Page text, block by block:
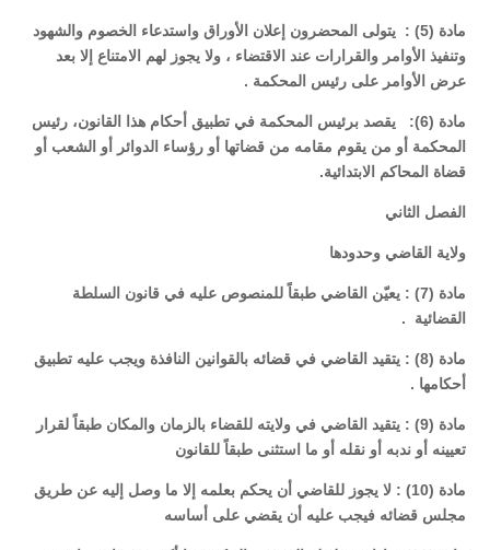
مادة (5) : يتولى المحضرون إعلان الأوراق واستدعاء الخصوم والشهود
وتنفيذ الأوامر والقرارات عند الاقتضاء ، ولا يجوز لهم الامتناع إلا بعد
عرض الأوامر على رئيس المحكمة .
مادة (6): يقصد برئيس المحكمة في تطبيق أحكام هذا القانون، رئيس
المحكمة أو من يقوم مقامه من قضاتها أو رؤساء الدوائر أو الشعب أو
قضاة المحاكم الابتدائية.
الفصل الثاني
ولاية القاضي وحدودها
مادة (7) : يعيّن القاضي طبقاً للمنصوص عليه في قانون السلطة
القضائية .
مادة (8) : يتقيد القاضي في قضائه بالقوانين النافذة ويجب عليه تطبيق
أحكامها .
مادة (9) : يتقيد القاضي في ولايته للقضاء بالزمان والمكان طبقاً لقرار
تعيينه أو ندبه أو نقله أو ما استثنى طبقاً للقانون
مادة (10) : لا يجوز للقاضي أن يحكم بعلمه إلا ما وصل إليه عن طريق
مجلس قضائه فيجب عليه أن يقضي على أساسه